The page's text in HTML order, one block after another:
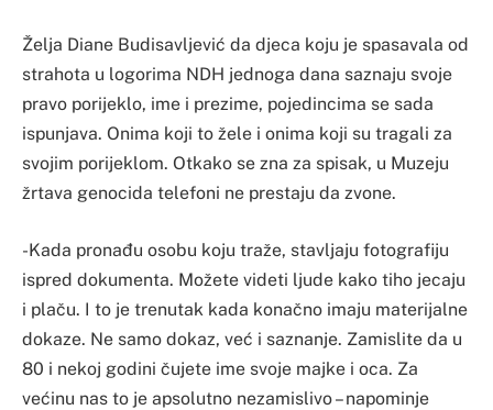
Želja Diane Budisavljević da djeca koju je spasavala od
strahota u logorima NDH jednoga dana saznaju svoje
pravo porijeklo, ime i prezime, pojedincima se sada
ispunjava. Onima koji to žele i onima koji su tragali za
svojim porijeklom. Otkako se zna za spisak, u Muzeju
žrtava genocida telefoni ne prestaju da zvone.
-Kada pronađu osobu koju traže, stavljaju fotografiju
ispred dokumenta. Možete videti ljude kako tiho jecaju
i plaču. I to je trenutak kada konačno imaju materijalne
dokaze. Ne samo dokaz, već i saznanje. Zamislite da u
80 i nekoj godini čujete ime svoje majke i oca. Za
većinu nas to je apsolutno nezamislivo – napominje